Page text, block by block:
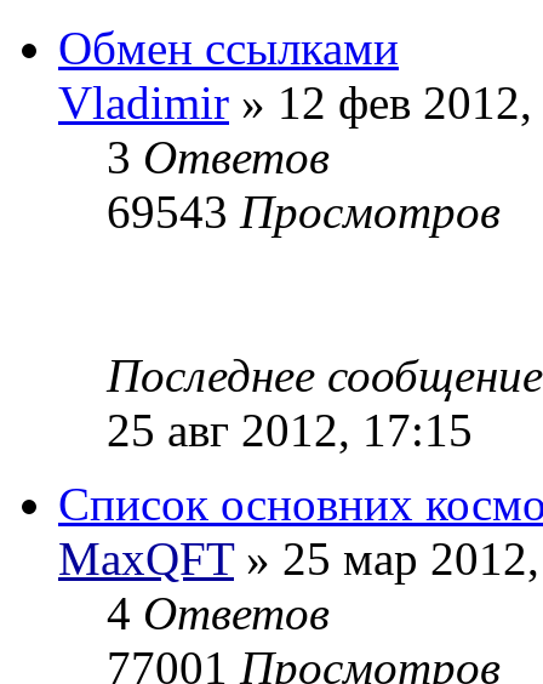
Обмен ссылками
Vladimir » 12 фев
3 Ответов
69543 Просмотров
Последнее
25 авг 2012, 17:15
Список основних
MaxQFT» 25 мар
4 Ответов
77001 Просмотров